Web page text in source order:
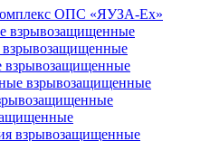
ОПС «ЯУЗА-Ех»
взрывозащищенные
взрывозащищенные
взрывозащищенные
взрывозащищенные